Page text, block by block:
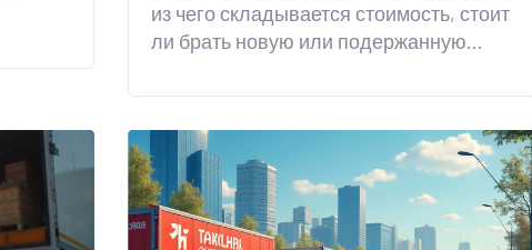
из чего складывается стоимость, стоит
ли брать новую или подержанную
обратить внимание при покупке, и
реальными примерами цен.
Информация пригодится тем, кто
планирует работать на себя или
расширить автопарк для
грузоперевозок. Легко разложим все